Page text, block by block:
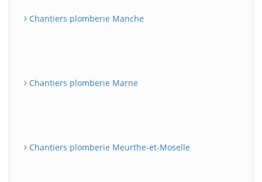
Chantiers plomberie Manche
Chantiers plomberie Marne
Chantiers plomberie Meurthe-et-Moselle